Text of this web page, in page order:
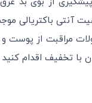
آنتی باکتریالی
مراقبت از پوست و
با تخفیف اقدام